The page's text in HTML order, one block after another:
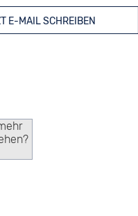
E-MAIL SCHREIBEN